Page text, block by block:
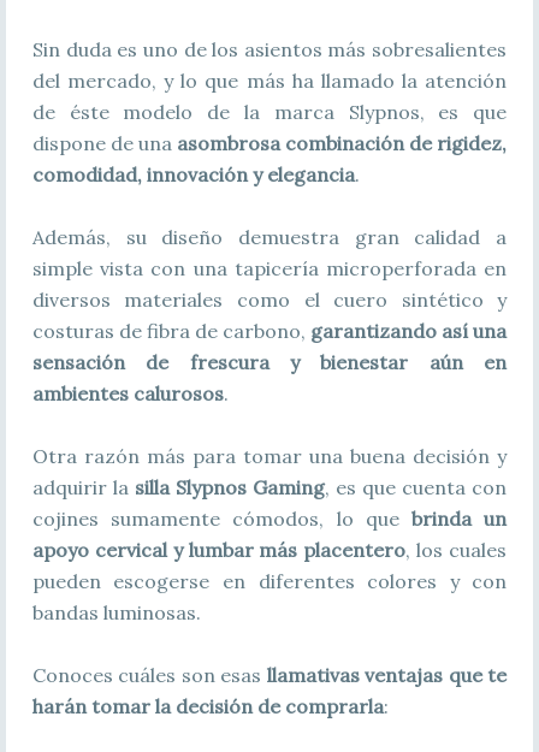
Sin duda es uno de los asientos más sobresalientes
del mercado, y lo que más ha llamado la atención
de éste modelo de la marca Slypnos, es que
dispone de una asombrosa combinación de rigidez,
comodidad, innovación y elegancia.
Además, su diseño demuestra gran calidad a
simple vista con una tapicería microperforada en
diversos materiales como el cuero sintético y
costuras de fibra de carbono, garantizando así una
sensación de frescura y bienestar aún en
ambientes calurosos.
Otra razón más para tomar una buena decisión y
adquirir la silla Slypnos Gaming, es que cuenta con
cojines sumamente cómodos, lo quebrinda un
apoyo cervical y lumbar más placentero, los cuales
pueden escogerse en diferentes colores y con
bandas luminosas.
Conoces cuáles son esas llamativas ventajas que te
harán tomar la decisión de comprarla: